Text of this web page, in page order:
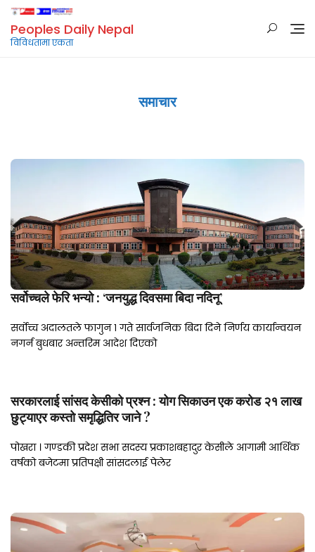
Skip
content
Peoples Daily Nepal
विविधतामा एकता
समाचार
सर्वोच्चले फेरि भन्यो : ‘जनयुद्ध दिवसमा बिदा नदिनू’
सर्वोच्च अदालतले फागुन १ गते सार्वजनिक बिदा दिने निर्णय कार्यान्वयन
नगर्न बुधबार अन्तरिम आदेश दिएको
सरकारलाई सांसद केसीको प्रश्न : योग सिकाउन एक करोड २१ लाख
छुट्याएर कस्तो समृद्धितिर जाने ?
पोखरा । गण्डकी प्रदेश सभा सदस्य प्रकाशबहादुर केसीले आगामी आर्थिक
वर्षको बजेटमा प्रतिपक्षी सांसदलाई पेलेर